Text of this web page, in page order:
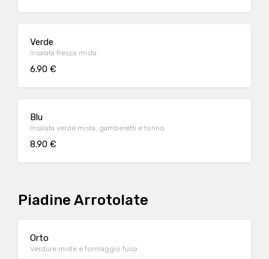
Verde
Insalata fresca mista
6.90 €
Blu
Insalata verde mista, gamberetti e tonno
8.90 €
Piadine Arrotolate
Orto
Verdure miste e formaggio fuso